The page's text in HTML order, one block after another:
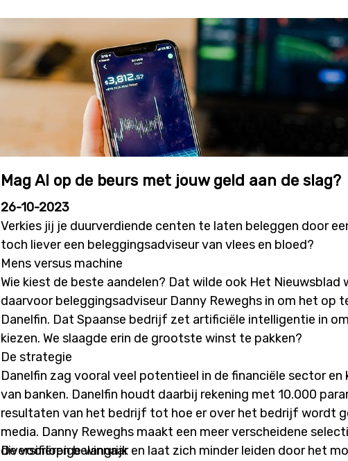
Mag AI op de beurs met jouw geld aan de slag?
26-10-2023
Verkies jij je duurverdiende centen te laten beleggen door
toch liever een beleggingsadviseur van vlees en bloed?
Mens versus machine
Wie kiest de beste aandelen? Dat wilde ook Het Nieuwsblad
daarvoor beleggingsadviseur Danny Reweghs in om het op
Danelfin. Dat Spaanse bedrijf zet artificiële intelligentie in
kiezen. We slaagde erin de grootste winst te pakken?
De strategie
Danelfin zag vooral veel potentieel in de financiële sector en
van banken. Danelfin houdt daarbij rekening met 10.000
resultaten van het bedrijf tot hoe er over het bedrijf wordt
media. Danny Reweghs maakt een meer verscheidene
diversifiëren belangrijk en laat zich minder leiden door het
De voorlopige winnaar